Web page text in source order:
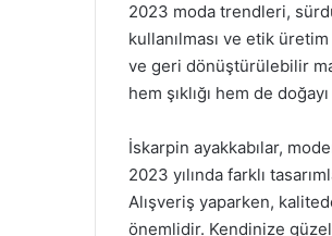
2023 moda trendleri,
kullanılması ve etik
ve geri dönüştürülebilir
hem şıklığı hem de
İskarpin ayakkabılar,
2023 yılında farklı
Alışveriş yaparken,
önemlidir. Kendinize